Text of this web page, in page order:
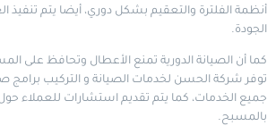
أنظمة الفلترة والتعقيم بشكل دوري، أيضا يتم تنفيذ
الجودة.
كما أن الصيانة الدورية تمنع الأعطال وتحافظ على
توفر شركة الحسن لخدمات الصيانة و التركيب برامج
جميع الخدمات، كما يتم تقديم استشارات للعملاء
بالمسبح.